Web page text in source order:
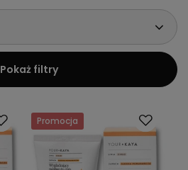
Pokaż filtry
Promocja